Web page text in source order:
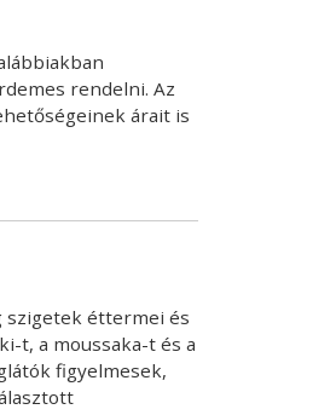
rendelni. Az
árait is
szigetek éttermei és
t, a moussaka-t és a
figyelmesek,